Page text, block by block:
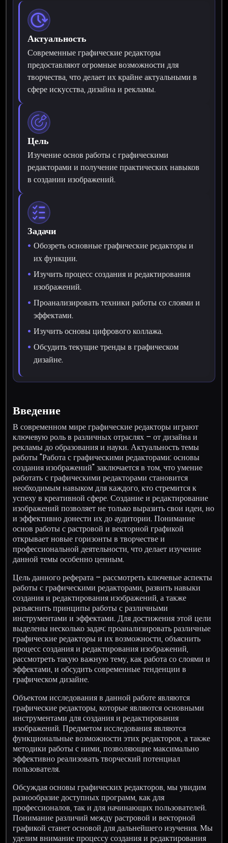
Актуальность
Современные графические редакторы
предоставляют огромные возможности для
творчества, что делает их крайне актуальными в
сфере искусства, дизайна и рекламы.
Цель
Изучение основ работы с графическими
редакторами и получение практических навыков
в создании изображений.
Задачи
Обозреть основные графические редакторы и
их функции.
Изучить процесс создания и редактирования
изображений.
Проанализировать техники работы со слоями и
эффектами.
Изучить основы цифрового коллажа.
Обсудить текущие тренды в графическом
дизайне.
Введение
В современном мире графические редакторы играют
ключевую роль в различных отраслях – от дизайна и
рекламы до образования и науки. Актуальность темы
работы "Работа с графическими редакторами: основы
создания изображений" заключается в том, что умение
работать с графическими редакторами становится
необходимым навыком для каждого, кто стремится к
успеху в креативной сфере. Создание и редактирование
изображений позволяет не только выразить свои идеи, но
и эффективно донести их до аудитории. Понимание
основ работы с растровой и векторной графикой
открывает новые горизонты в творчестве и
профессиональной деятельности, что делает изучение
данной темы особенно ценным.
Цель данного реферата – рассмотреть ключевые аспекты
работы с графическими редакторами, развить навыки
создания и редактирования изображений, а также
разъяснить принципы работы с различными
инструментами и эффектами. Для достижения этой цели
выделены несколько задач: проанализировать различные
графические редакторы и их возможности, объяснить
процесс создания и редактирования изображений,
рассмотреть такую важную тему, как работа со слоями и
эффектами, и обсудить современные тенденции в
графическом дизайне.
Объектом исследования в данной работе являются
графические редакторы, которые являются основными
инструментами для создания и редактирования
изображений. Предметом исследования являются
функциональные возможности этих редакторов, а также
методики работы с ними, позволяющие максимально
эффективно реализовать творческий потенциал
пользователя.
Обсуждая основы графических редакторов, мы увидим
разнообразие доступных программ, как для
профессионалов, так и для начинающих пользователей.
Понимание различий между растровой и векторной
графикой станет основой для дальнейшего изучения. Мы
уделим внимание процессу создания и редактирования